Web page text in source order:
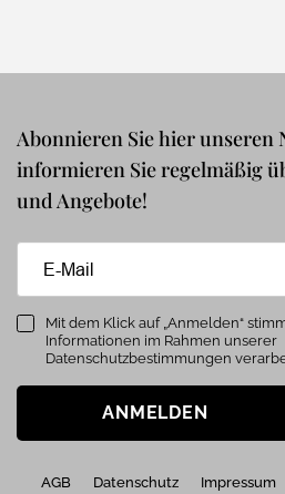
Abonnieren Sie hier unseren
informieren Sie regelmäßig
und Angebote!
Mit dem Klick auf „Anmelden“
Informationen im Rahmen unserer
Datenschutzbestimmungen
ANMELDEN
AGB Datenschutz Impressum